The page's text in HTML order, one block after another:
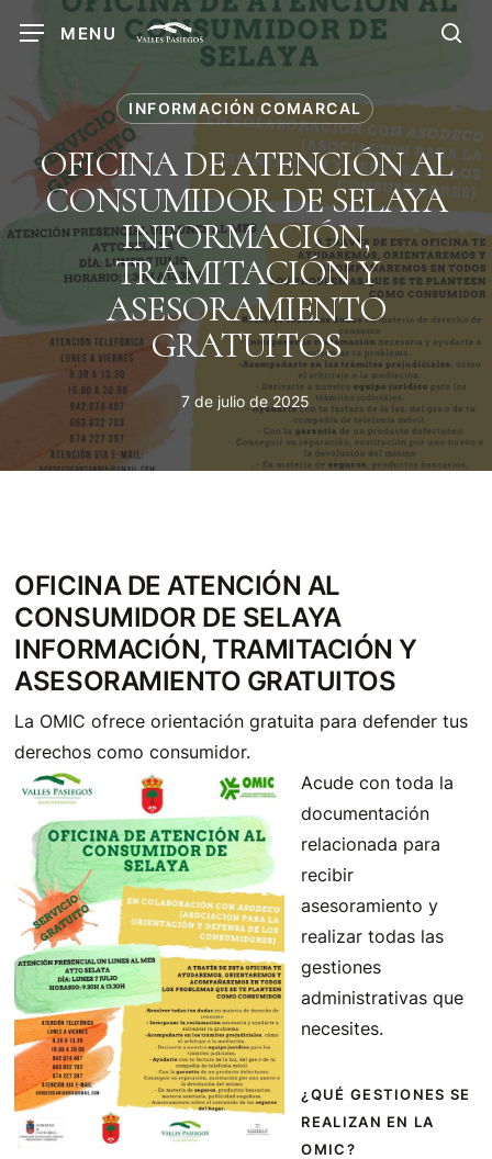
content
MENU
INFORMACIÓN COMARCAL
OFICINA DE ATENCIÓN AL
CONSUMIDOR DE SELAYA
INFORMACIÓN,
TRAMITACIÓN Y
ASESORAMIENTO
GRATUITOS
7 de julio de 2025
OFICINA DE ATENCIÓN AL
CONSUMIDOR DE SELAYA
INFORMACIÓN, TRAMITACIÓN Y
ASESORAMIENTO GRATUITOS
La OMIC ofrece orientación gratuita para defender tus
derechos como consumidor.
Acude con toda la
documentación
relacionada para
recibir
asesoramiento y
realizar todas las
gestiones
administrativas que
necesites.
¿QUÉ GESTIONES SE
REALIZAN EN LA
OMIC?